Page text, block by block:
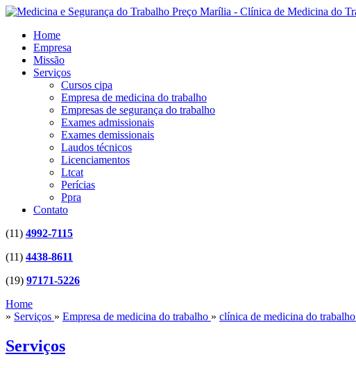
Home
Empresa
Missão
Serviços
Cursos cipa
Empresa de medicina do trabalho
Empresas de segurança do trabalho
Exames admissionais
Exames demissionais
Laudos técnicos
Licenciamentos
Ltcat
Perícias
Ppra
Contato
(11) 4992-7115
(11) 4438-8611
(19) 97171-5226
Home
» Serviços » Empresa de medicina do trabalho » clínica de medicina do trabalho
Serviços